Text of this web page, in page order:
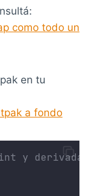
como todo un
en tu
a fondo
y derivadas